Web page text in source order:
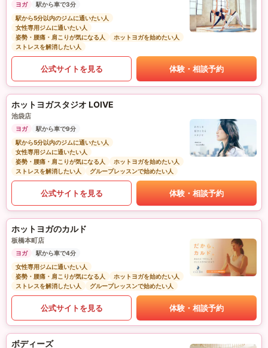
ヨガ
駅から車で3分
駅から5分以内のジムに通いたい人
女性専用ジムに通いたい人
姿勢・腰痛・肩こりが気になる人
ホットヨガを始めたい人
ストレスを解消したい人
公式サイトを見る 体験・相談予約
ホットヨガスタジオ LOIVE
池袋店
ヨガ
駅から車で9分
駅から5分以内のジムに通いたい人
女性専用ジムに通いたい人
姿勢・腰痛・肩こりが気になる人
ホットヨガを始めたい人
ストレスを解消したい人
グループレッスンで始めたい人
公式サイトを見る 体験・相談予約
ホットヨガのカルド
板橋本町店
ヨガ
駅から車で4分
女性専用ジムに通いたい人
姿勢・腰痛・肩こりが気になる人
ホットヨガを始めたい人
ストレスを解消したい人
グループレッスンで始めたい人
公式サイトを見る 体験・相談予約
ボディーズ